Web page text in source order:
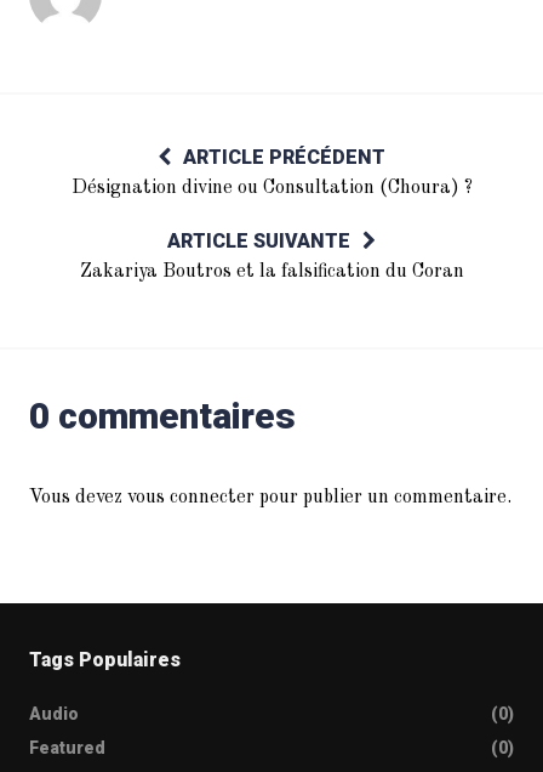
ARTICLE PRÉCÉDENT
Désignation divine ou Consultation (Choura) ?
ARTICLE SUIVANTE
Zakariya Boutros et la falsification du Coran
0 commentaires
Vous devez vous connecter pour publier un commentaire.
Tags Populaires
Audio
(0)
Featured
(0)